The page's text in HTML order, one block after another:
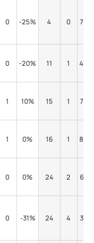
0 -25% 4 0 75%
0 -20% 11 1 45%
1 10% 15 1 73%
1 0% 16 1 88%
0 0% 24 2 63%
0 -31% 24 4 38%